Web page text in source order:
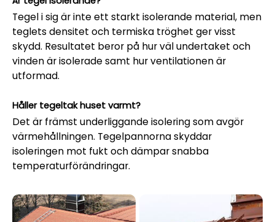
Tegel i sig är inte ett starkt isolerande material, men
teglets densitet och termiska tröghet ger visst
skydd. Resultatet beror på hur väl undertaket och
vinden är isolerade samt hur ventilationen är
utformad.
Håller tegeltak huset varmt?
Det är främst underliggande isolering som avgör
värmehållningen. Tegelpannorna skyddar
isoleringen mot fukt och dämpar snabba
temperaturförändringar.